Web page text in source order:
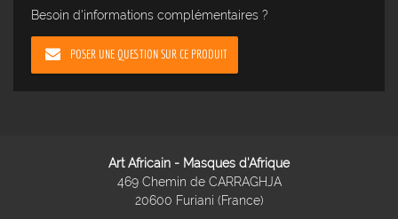
Besoin d'informations complémentaires ?
POSER UNE QUESTION SUR CE PRODUIT
Art Africain - Masques d'Afrique
469 Chemin de CARRAGHJA
20600 Furiani (France)